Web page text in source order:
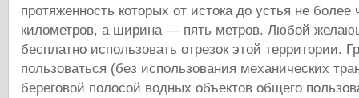
протяженность которых от истока до устья не более
километров, а ширина — пять метров. Любой
бесплатно использовать отрезок этой территории.
пользоваться (без использования механических
береговой полосой водных объектов общего